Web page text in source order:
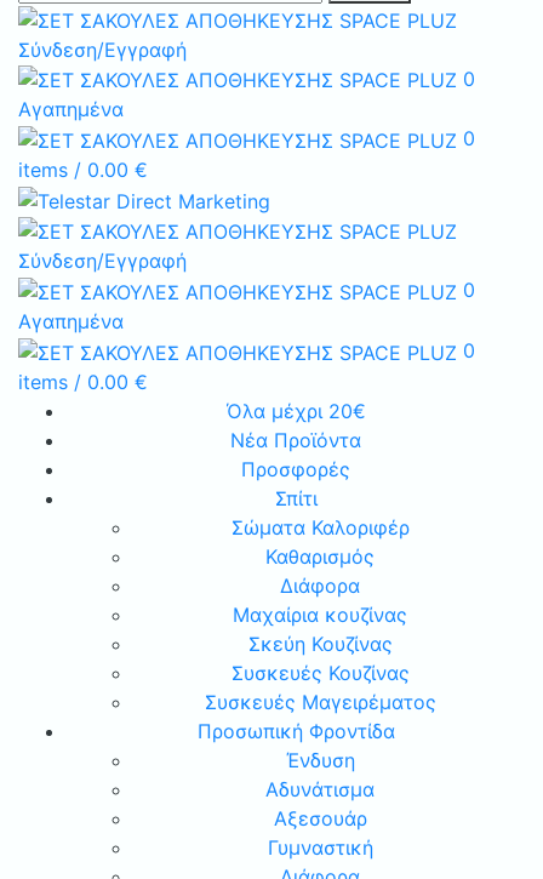
Σύνδεση/Εγγραφή
0
Αγαπημένα
0
items / 0.00 €
Σύνδεση/Εγγραφή
0
Αγαπημένα
0
items / 0.00 €
Όλα μέχρι 20€
Νέα Προϊόντα
Προσφορές
Σπίτι
Σώματα Καλοριφέρ
Καθαρισμός
Διάφορα
Μαχαίρια κουζίνας
Σκεύη Κουζίνας
Συσκευές Κουζίνας
Συσκευές Μαγειρέματος
Προσωπική Φροντίδα
Ένδυση
Αδυνάτισμα
Αξεσουάρ
Γυμναστική